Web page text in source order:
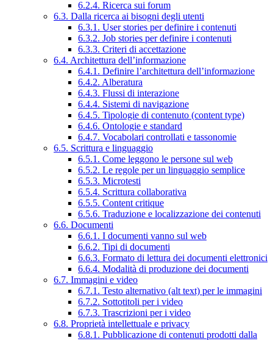
6.2.4. Ricerca sui forum
6.3. Dalla ricerca ai bisogni degli utenti
6.3.1. User stories per definire i contenuti
6.3.2. Job stories per definire i contenuti
6.3.3. Criteri di accettazione
6.4. Architettura dell’informazione
6.4.1. Definire l’architettura dell’informazione
6.4.2. Alberatura
6.4.3. Flussi di interazione
6.4.4. Sistemi di navigazione
6.4.5. Tipologie di contenuto (content type)
6.4.6. Ontologie e standard
6.4.7. Vocabolari controllati e tassonomie
6.5. Scrittura e linguaggio
6.5.1. Come leggono le persone sul web
6.5.2. Le regole per un linguaggio semplice
6.5.3. Microtesti
6.5.4. Scrittura collaborativa
6.5.5. Content critique
6.5.6. Traduzione e localizzazione dei contenuti
6.6. Documenti
6.6.1. I documenti vanno sul web
6.6.2. Tipi di documenti
6.6.3. Formato di lettura dei documenti elettronici
6.6.4. Modalità di produzione dei documenti
6.7. Immagini e video
6.7.1. Testo alternativo (alt text) per le immagini
6.7.2. Sottotitoli per i video
6.7.3. Trascrizioni per i video
6.8. Proprietà intellettuale e privacy
6.8.1. Pubblicazione di contenuti prodotti dalla